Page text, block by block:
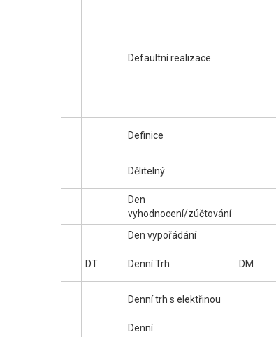
Defaultní realizace
Definice
Dělitelný
Den
vyhodnocení/zúčtování
Den vypořádání
DT Denní Trh DM
Denní trh s elektřinou
Denní